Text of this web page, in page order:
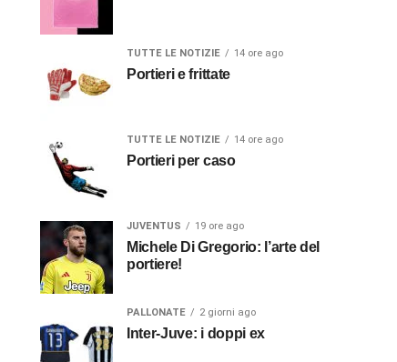
TUTTE LE NOTIZIE 14 ore ago
Portieri e frittate
TUTTE LE NOTIZIE 14 ore ago
Portieri per caso
JUVENTUS 19 ore ago
Michele Di Gregorio: l’arte del
portiere!
PALLONATE 2 giorni ago
Inter-Juve: i doppi ex